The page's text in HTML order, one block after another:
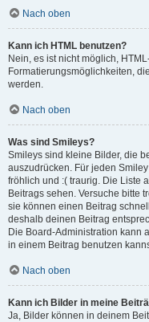
Nach oben
Kann ich HTML benutzen?
Nein, es ist nicht möglich,
Formatierungsmöglichkeiten,
werden.
Nach oben
Was sind Smileys?
Smileys sind kleine Bilder, die
auszudrücken. Für jeden
fröhlich und :( traurig. Die Liste
Beitrags sehen. Versuche bitte
sie können einen Beitrag
deshalb deinen Beitrag
Die Board-Administration kann
in einem Beitrag benutzen
Nach oben
Kann ich Bilder in meine
Ja, Bilder können in deinem